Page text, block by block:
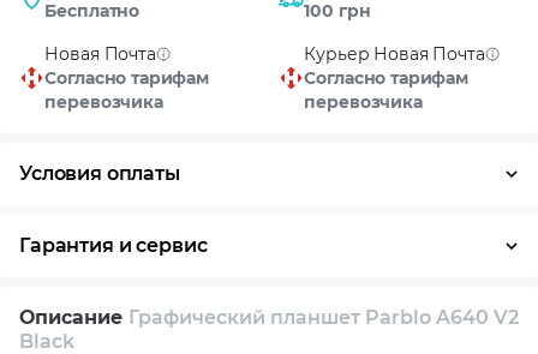
Бесплатно
100 грн
Новая Почта
Согласно тарифам
перевозчика
Курьер Новая Почта
Согласно тарифам
перевозчика
Условия оплаты
Гарантия и сервис
Собственный сервисный центр
Описание Графический планшет Parblo A640 V2
Black